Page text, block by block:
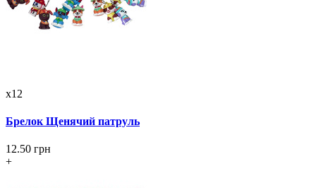
x12
Брелок Щенячий патруль
12.50 грн
+